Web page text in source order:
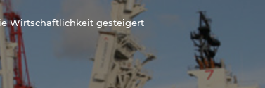
Wirtschaftlichkeit gesteigert